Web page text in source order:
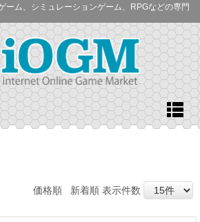
ーム、シミュレーションゲーム、RPGなどの専門
価格順 新着順 表示件数